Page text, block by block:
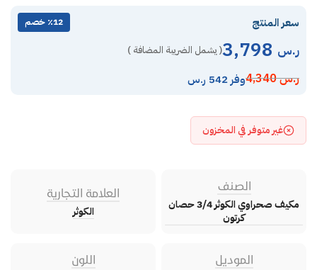
سعر المنتج ٪12 خصم
ر.س ( يشمل الضريبة المضافة )
ر.س4,340 وفر 542 ر.س
غير متوفر في المخزون
الصنف
مكيف صحراوي الكوثر 3/4 حصان
كرتون
العلامة التجارية
الكوثر
الموديل اللون